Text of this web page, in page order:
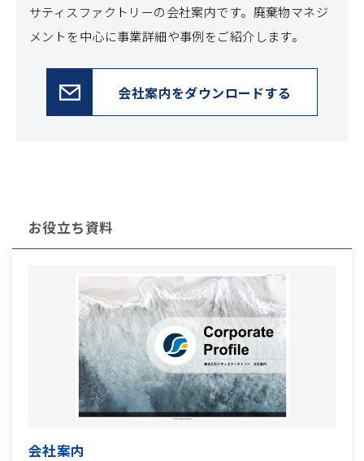
サティスファクトリーの会社案内です。 廃棄物マネジ
メントを中心に事業詳細や事例をご紹介します。
会社案内をダウンロードする
お役立ち資料
会社案内